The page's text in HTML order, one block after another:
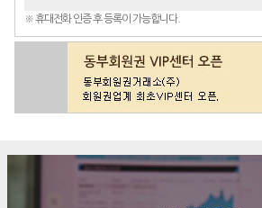
※ 휴대전화 인증 후 등록이 가능합니다.